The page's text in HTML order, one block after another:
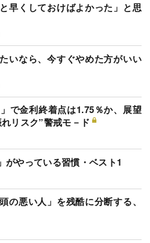
早くしておけばよかった」と思
いなら、今すぐやめた方がいい
で金利終着点は1.75％か、展望
リスク”警戒モ－ド
がやっている習慣・ベスト1
の悪い人」を残酷に分断する、